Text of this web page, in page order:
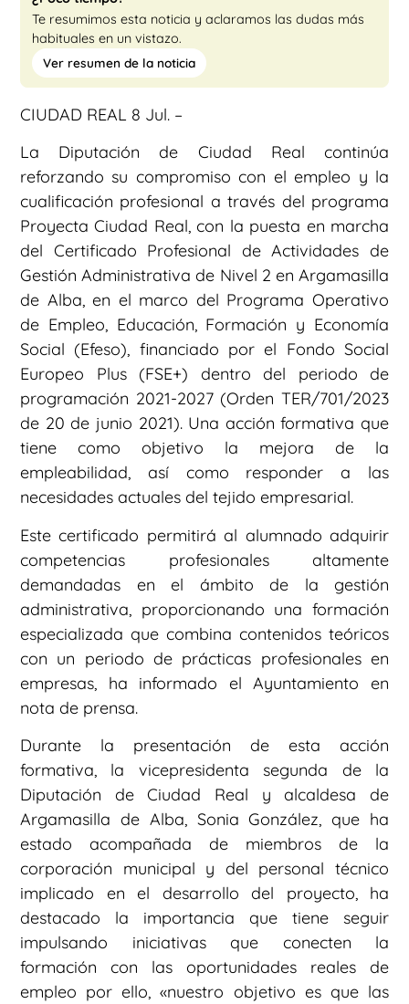
Te resumimos esta noticia y aclaramos las dudas más
habituales en un vistazo.
Ver resumen de la noticia
CIUDAD REAL 8 Jul. –
La Diputación de Ciudad Real continúa
reforzando su compromiso con el empleo y la
cualificación profesional a través del programa
Proyecta Ciudad Real, con la puesta en marcha
del Certificado Profesional de Actividades de
Gestión Administrativa de Nivel 2 en Argamasilla
de Alba, en el marco del Programa Operativo
de Empleo, Educación, Formación y Economía
Social (Efeso), financiado por el Fondo Social
Europeo Plus (FSE+) dentro del periodo de
programación 2021-2027 (Orden TER/701/2023
de 20 de junio 2021). Una acción formativa que
tiene como objetivo la mejora de la
empleabilidad, así como responder a las
necesidades actuales del tejido empresarial.
Este certificado permitirá al alumnado adquirir
competencias profesionales altamente
demandadas en el ámbito de la gestión
administrativa, proporcionando una formación
especializada que combina contenidos teóricos
con un periodo de prácticas profesionales en
empresas, ha informado el Ayuntamiento en
nota de prensa.
Durante la presentación de esta acción
formativa, la vicepresidenta segunda de la
Diputación de Ciudad Real y alcaldesa de
Argamasilla de Alba, Sonia González, que ha
estado acompañada de miembros de la
corporación municipal y del personal técnico
implicado en el desarrollo del proyecto, ha
destacado la importancia que tiene seguir
impulsando iniciativas que conecten la
formación con las oportunidades reales de
empleo por ello, «nuestro objetivo es que las